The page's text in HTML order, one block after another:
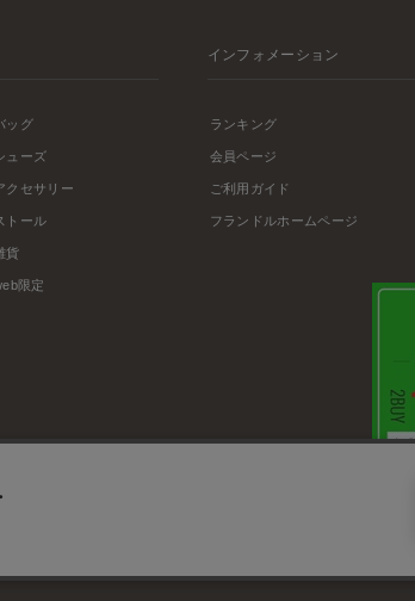
ッグ
ューズ
クセサリー
トール
貨
限定
インフォメーション
ランキング
会員ページ
ご利用ガイド
フランドルホームページ